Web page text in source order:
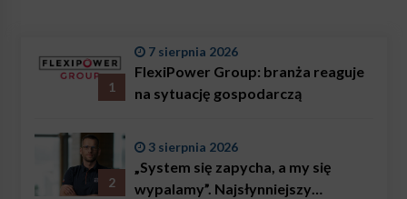
1
7 sierpnia 2026
FlexiPower Group: branża reaguje
na sytuację gospodarczą
2
3 sierpnia 2026
„System się zapycha, a my się
wypalamy”. Najsłynniejszy